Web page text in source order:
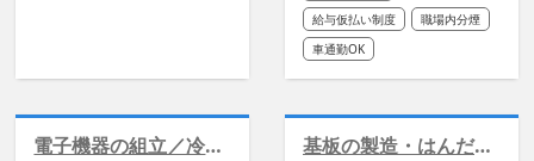
給与仮払い制度
職場内分煙
車通勤OK
電子機器の組立／冷暖房完備／勤務時間えらべる 基板の製造・はんだ付／冷暖房完備【未経験歓迎】